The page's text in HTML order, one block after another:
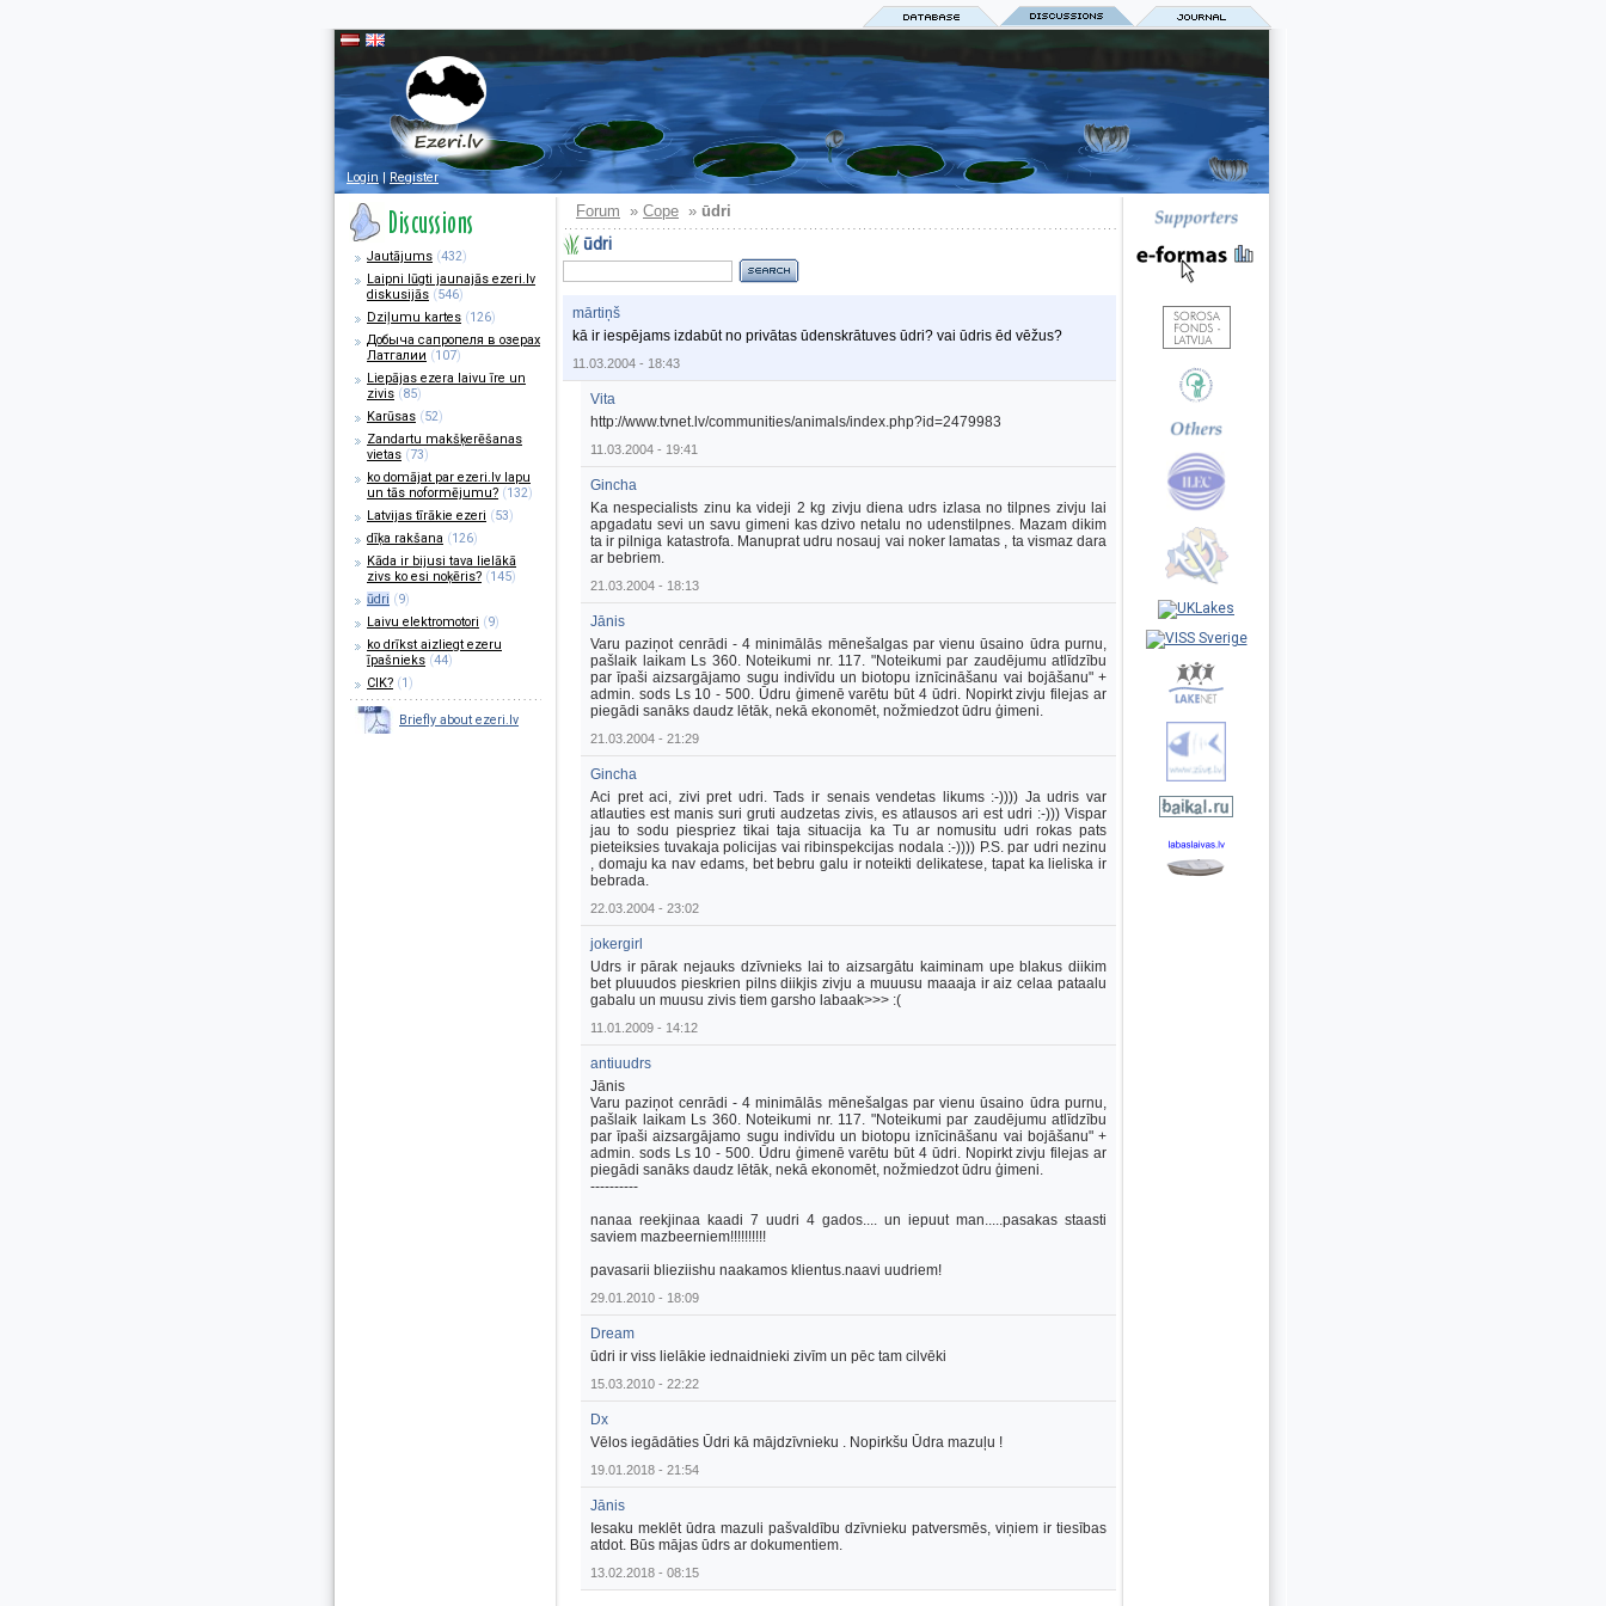
Login |Register
Jautājums (432)
Laipni lūgti jaunajās ezeri.lv
diskusijās (546)
Dziļumu kartes (126)
Добыча сапропеля в озерах
Латгалии (107)
Liepājas ezera laivu īre un
zivis (85)
Karūsas (52)
Zandartu makšķerēšanas
vietas (73)
ko domājat par ezeri.lv lapu
un tās noformējumu? (132)
Latvijas tīrākie ezeri (53)
dīķa rakšana (126)
Kāda ir bijusi tava lielākā
zivs ko esi noķēris? (145)
ūdri (9)
Laivu elektromotori (9)
ko drīkst aizliegt ezeru
īpašnieks (44)
CIK? (1)
Briefly about ezeri.lv
Forum » Cope » ūdri
ūdri
mārtiņš
kā ir iespējams izdabūt no privātas ūdenskrātuves ūdri? vai ūdris ēd vēžus?
11.03.2004 - 18:43
Vita
http://www.tvnet.lv/communities/animals/index.php?id=2479983
11.03.2004 - 19:41
Gincha
Ka nespecialists zinu ka videji 2 kg zivju diena udrs izlasa no tilpnes zivju lai
apgadatu sevi un savu gimeni kas dzivo netalu no udenstilpnes. Mazam dikim
ta ir pilniga katastrofa. Manuprat udru nosauj vai noker lamatas , ta vismaz dara
ar bebriem.
21.03.2004 - 18:13
Jānis
Varu paziņot cenrādi - 4 minimālās mēnešalgas par vienu ūsaino ūdra purnu,
pašlaik laikam Ls 360. Noteikumi nr. 117. "Noteikumi par zaudējumu atlīdzību
par īpaši aizsargājamo sugu indivīdu un biotopu iznīcināšanu vai bojāšanu" +
admin. sods Ls 10 - 500. Ūdru ģimenē varētu būt 4 ūdri. Nopirkt zivju filejas ar
piegādi sanāks daudz lētāk, nekā ekonomēt, nožmiedzot ūdru ģimeni.
21.03.2004 - 21:29
Gincha
Aci pret aci, zivi pret udri. Tads ir senais vendetas likums :-)))) Ja udris var
atlauties est manis suri gruti audzetas zivis, es atlausos ari est udri :-))) Vispar
jau to sodu piespriez tikai taja situacija ka Tu ar nomusitu udri rokas pats
pieteiksies tuvakaja policijas vai ribinspekcijas nodala :-)))) P.S. par udri nezinu
, domaju ka nav edams, bet bebru galu ir noteikti delikatese, tapat ka lieliska ir
bebrada.
22.03.2004 - 23:02
jokergirl
Udrs ir pārak nejauks dzīvnieks lai to aizsargātu kaiminam upe blakus diikim
bet pluuudos pieskrien pilns diikjis zivju a muuusu maaaja ir aiz celaa pataalu
gabalu un muusu zivis tiem garsho labaak>>> :(
11.01.2009 - 14:12
antiuudrs
Jānis
Varu paziņot cenrādi - 4 minimālās mēnešalgas par vienu ūsaino ūdra purnu,
pašlaik laikam Ls 360. Noteikumi nr. 117. "Noteikumi par zaudējumu atlīdzību
par īpaši aizsargājamo sugu indivīdu un biotopu iznīcināšanu vai bojāšanu" +
admin. sods Ls 10 - 500. Ūdru ģimenē varētu būt 4 ūdri. Nopirkt zivju filejas ar
piegādi sanāks daudz lētāk, nekā ekonomēt, nožmiedzot ūdru ģimeni.
----------
nanaa reekjinaa kaadi 7 uudri 4 gados.... un iepuut man.....pasakas staasti
saviem mazbeerniem!!!!!!!!!!
pavasarii blieziishu naakamos klientus.naavi uudriem!
29.01.2010 - 18:09
Dream
ūdri ir viss lielākie iednaidnieki zivīm un pēc tam cilvēki
15.03.2010 - 22:22
Dx
Vēlos iegādāties Ūdri kā mājdzīvnieku . Nopirkšu Ūdra mazuļu !
19.01.2018 - 21:54
Jānis
Iesaku meklēt ūdra mazuli pašvaldību dzīvnieku patversmēs, viņiem ir tiesības
atdot. Būs mājas ūdrs ar dokumentiem.
13.02.2018 - 08:15